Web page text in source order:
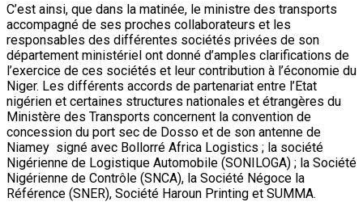
C’est ainsi, que dans la matinée, le ministre des transports
accompagné de ses proches collaborateurs et les
responsables des différentes sociétés privées de son
département ministériel ont donné d’amples clarifications de
l’exercice de ces sociétés et leur contribution à l’économie du
Niger. Les différents accords de partenariat entre l’Etat
nigérien et certaines structures nationales et étrangères du
Ministère des Transports concernent la convention de
concession du port sec de Dosso et de son antenne de
Niamey signé avec Bollorré Africa Logistics ; la société
Nigérienne de Logistique Automobile (SONILOGA) ; la Société
Nigérienne de Contrôle (SNCA), la Société Négoce la
Référence (SNER), Société Haroun Printing et SUMMA.